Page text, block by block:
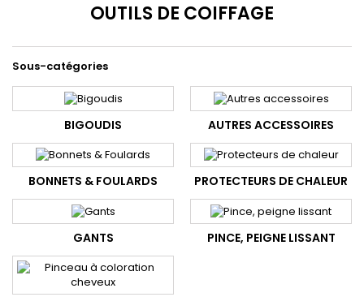
OUTILS DE COIFFAGE
Sous-catégories
BIGOUDIS AUTRES ACCESSOIRES
BONNETS & FOULARDS PROTECTEURS DE CHALEUR
GANTS PINCE, PEIGNE LISSANT